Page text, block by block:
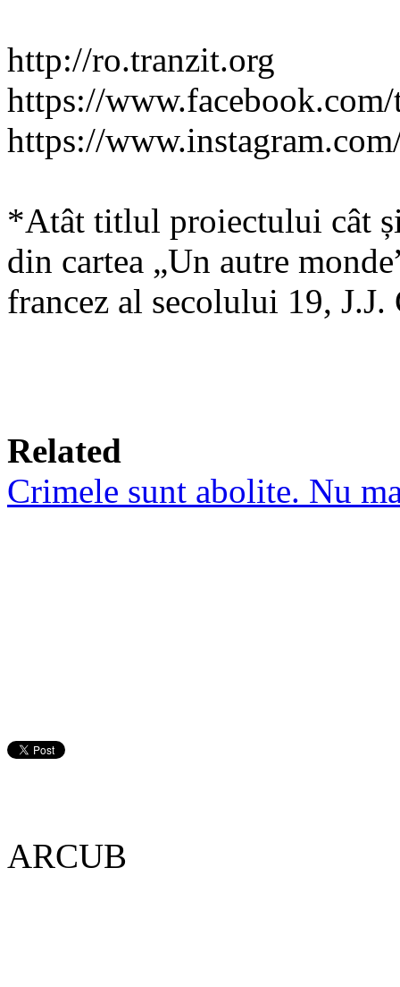
http://ro.tranzit.org
https://
https://
*Atât titlul proiectului cât
din cartea „Un autre
francez al secolului 19,
Related
Crimele sunt abolite. Nu
ARCUB